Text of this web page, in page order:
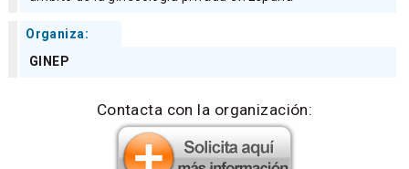
Organiza:
GINEP
Contacta con la organización: